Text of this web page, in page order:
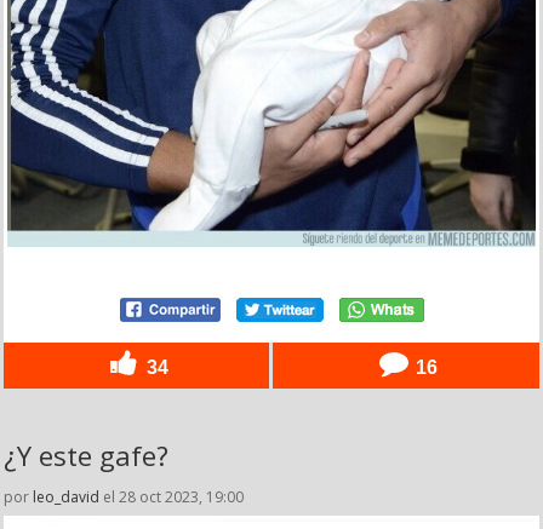
34 16
¿Y este gafe?
por leo_david el 28 oct 2023, 19:00